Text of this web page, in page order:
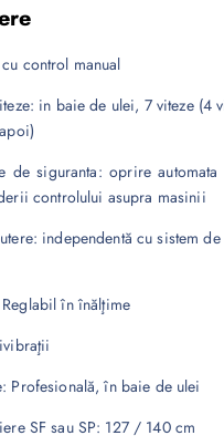
control manual
in baie de ulei, 7 viteze (4
de siguranta: oprire
controlului asupra masinii
independentă cu sistem
în înălţime
Profesională, în baie de ulei
SF sau SP: 127 / 140 cm